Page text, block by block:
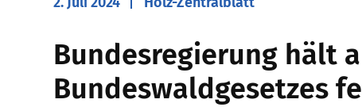
​Bundesregierung hält
Bundeswaldgesetzes